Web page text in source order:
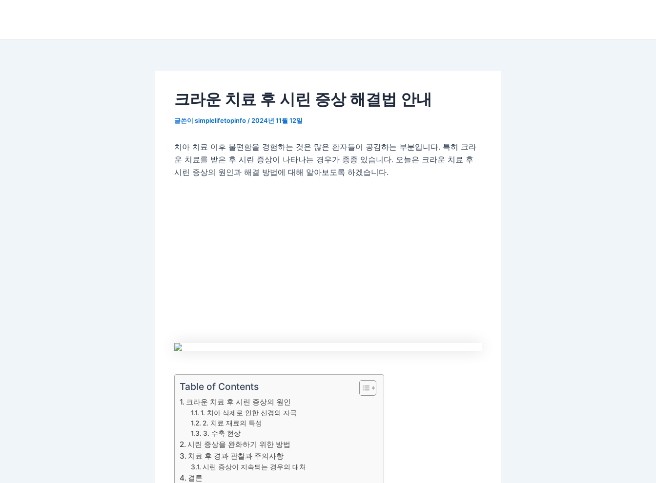
크라운 치료 후 시린 증상 해결법 안내
글쓴이 simplelifetopinfo / 2024년 11월 12일
치아 치료 이후 불편함을 경험하는 것은 많은 환자들이 공감하는 부분입니다. 특히 크라
운 치료를 받은 후 시린 증상이 나타나는 경우가 종종 있습니다. 오늘은 크라운 치료 후
시린 증상의 원인과 해결 방법에 대해 알아보도록 하겠습니다.
Table of Contents
크라운 치료 후 시린 증상의 원인
1. 치아 삭제로 인한 신경의 자극
2. 치료 재료의 특성
3. 수축 현상
시린 증상을 완화하기 위한 방법
치료 후 경과 관찰과 주의사항
시린 증상이 지속되는 경우의 대처
결론